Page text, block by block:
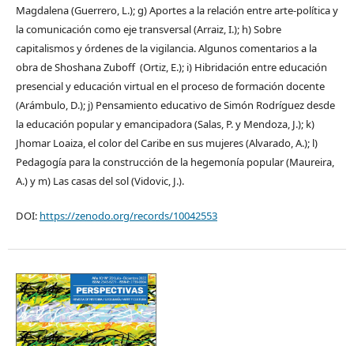
Magdalena (Guerrero, L.); g) Aportes a la relación entre arte-política y
la comunicación como eje transversal (Arraiz, I.); h) Sobre
capitalismos y órdenes de la vigilancia. Algunos comentarios a la
obra de Shoshana Zuboff (Ortiz, E.); i) Hibridación entre educación
presencial y educación virtual en el proceso de formación docente
(Arámbulo, D.); j) Pensamiento educativo de Simón Rodríguez desde
la educación popular y emancipadora (Salas, P. y Mendoza, J.); k)
Jhomar Loaiza, el color del Caribe en sus mujeres (Alvarado, A.); l)
Pedagogía para la construcción de la hegemonía popular (Maureira,
A.) y m) Las casas del sol (Vidovic, J.).
DOI: https://zenodo.org/records/10042553